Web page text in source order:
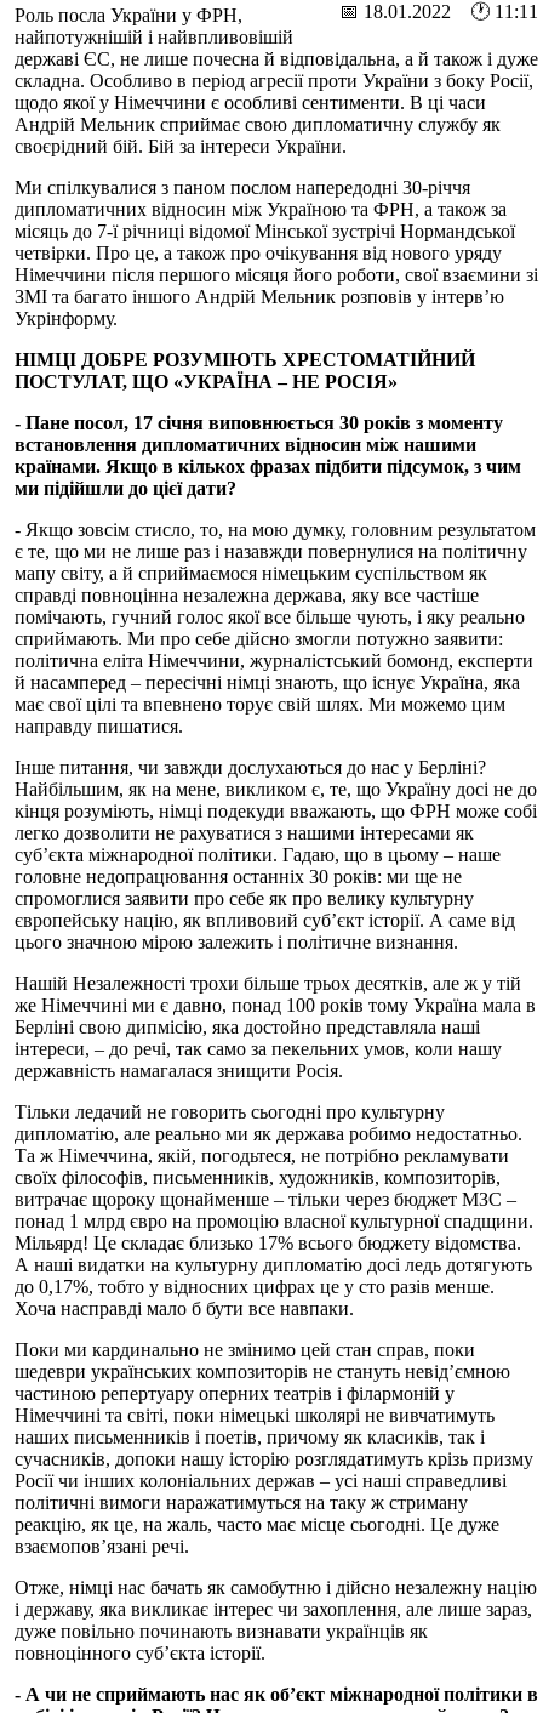
📅 18.01.2022 🕐 11:11
Роль посла України у ФРН,
найпотужнішій і найвпливовішій
державі ЄС, не лише почесна й відповідальна, а й також і дуже
складна. Особливо в період агресії проти України з боку Росії,
щодо якої у Німеччини є особливі сентименти. В ці часи
Андрій Мельник сприймає свою дипломатичну службу як
своєрідний бій. Бій за інтереси України.
Ми спілкувалися з паном послом напередодні 30-річчя
дипломатичних відносин між Україною та ФРН, а також за
місяць до 7-ї річниці відомої Мінської зустрічі Нормандської
четвірки. Про це, а також про очікування від нового уряду
Німеччини після першого місяця його роботи, свої взаємини зі
ЗМІ та багато іншого Андрій Мельник розповів у інтерв’ю
Укрінформу.
НІМЦІ ДОБРЕ РОЗУМІЮТЬ ХРЕСТОМАТІЙНИЙ
ПОСТУЛАТ, ЩО «УКРАЇНА – НЕ РОСІЯ»
- Пане посол, 17 січня виповнюється 30 років з моменту
встановлення дипломатичних відносин між нашими
країнами. Якщо в кількох фразах підбити підсумок, з чим
ми підійшли до цієї дати?
- Якщо зовсім стисло, то, на мою думку, головним результатом
є те, що ми не лише раз і назавжди повернулися на політичну
мапу світу, а й сприймаємося німецьким суспільством як
справді повноцінна незалежна держава, яку все частіше
помічають, гучний голос якої все більше чують, і яку реально
сприймають. Ми про себе дійсно змогли потужно заявити:
політична еліта Німеччини, журналістський бомонд, експерти
й насамперед – пересічні німці знають, що існує Україна, яка
має свої цілі та впевнено торує свій шлях. Ми можемо цим
направду пишатися.
Інше питання, чи завжди дослухаються до нас у Берліні?
Найбільшим, як на мене, викликом є, те, що Україну досі не до
кінця розуміють, німці подекуди вважають, що ФРН може собі
легко дозволити не рахуватися з нашими інтересами як
суб’єкта міжнародної політики. Гадаю, що в цьому – наше
головне недопрацювання останніх 30 років: ми ще не
спромоглися заявити про себе як про велику культурну
європейську націю, як впливовий суб’єкт історії. А саме від
цього значною мірою залежить і політичне визнання.
Нашій Незалежності трохи більше трьох десятків, але ж у тій
же Німеччині ми є давно, понад 100 років тому Україна мала в
Берліні свою дипмісію, яка достойно представляла наші
інтереси, – до речі, так само за пекельних умов, коли нашу
державність намагалася знищити Росія.
Тільки ледачий не говорить сьогодні про культурну
дипломатію, але реально ми як держава робимо недостатньо.
Та ж Німеччина, якій, погодьтеся, не потрібно рекламувати
своїх філософів, письменників, художників, композиторів,
витрачає щороку щонайменше – тільки через бюджет МЗС –
понад 1 млрд євро на промоцію власної культурної спадщини.
Мільярд! Це складає близько 17% всього бюджету відомства.
А наші видатки на культурну дипломатію досі ледь дотягують
до 0,17%, тобто у відносних цифрах це у сто разів менше.
Хоча насправді мало б бути все навпаки.
Поки ми кардинально не змінимо цей стан справ, поки
шедеври українських композиторів не стануть невід’ємною
частиною репертуару оперних театрів і філармоній у
Німеччині та світі, поки німецькі школярі не вивчатимуть
наших письменників і поетів, причому як класиків, так і
сучасників, допоки нашу історію розглядатимуть крізь призму
Росії чи інших колоніальних держав – усі наші справедливі
політичні вимоги наражатимуться на таку ж стриману
реакцію, як це, на жаль, часто має місце сьогодні. Це дуже
взаємопов’язані речі.
Отже, німці нас бачать як самобутню і дійсно незалежну націю
і державу, яка викликає інтерес чи захоплення, але лише зараз,
дуже повільно починають визнавати українців як
повноцінного суб’єкта історії.
- А чи не сприймають нас як об’єкт міжнародної політики в